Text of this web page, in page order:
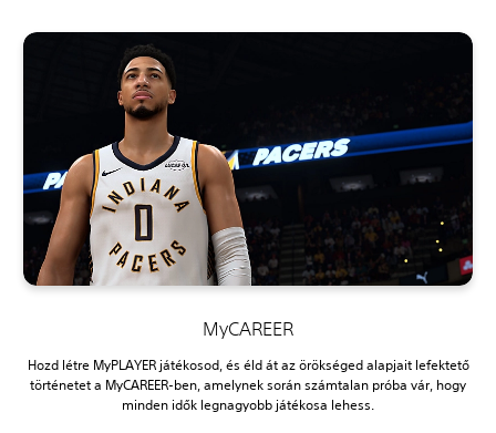
MyCAREER
Hozd létre MyPLAYER játékosod, és éld át az örökséged alapjait lefektető
történetet a MyCAREER-ben, amelynek során számtalan próba vár, hogy
minden idők legnagyobb játékosa lehess.